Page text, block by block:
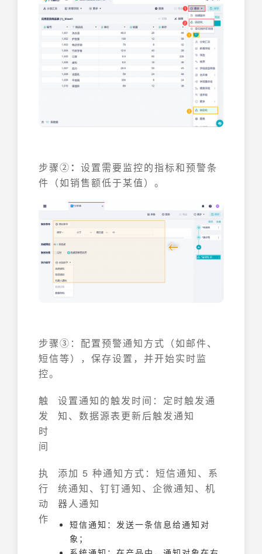
步骤② ： 设置需要监控的指标和预警条
件（如销售额低于某值）。
步骤③：配置预警通知方式（如邮件、
短信等），保存设置，并开始实时监
控。
触
发
时
间
设置通知的触发时间：定时触发通
知、数据源表更新后触发通知
执
行
动
作
添加 5 种通知方式：短信通知、系
统通知、钉钉通知、企微通知、机
器人通知
短信通知：发送一条信息给通知对
象；